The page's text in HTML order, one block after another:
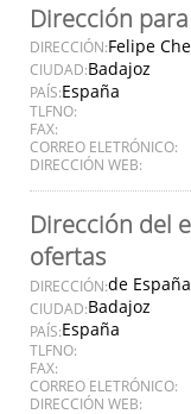
Dirección
DIRECCIÓN:Felipe
CIUDAD:Badajoz
PAÍS:España
TLFNO:
FAX:
CORREO ELETRÓNICO:
DIRECCIÓN WEB:
Dirección del
ofertas
DIRECCIÓN:de
CIUDAD:Badajoz
PAÍS:España
TLFNO:
FAX:
CORREO ELETRÓNICO:
DIRECCIÓN WEB: